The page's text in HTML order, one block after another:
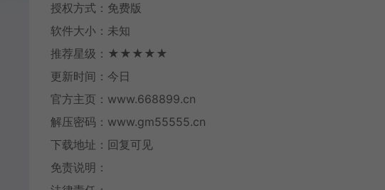
授权方式：免费版
软件大小：未知
推荐星级：★★★★★
更新时间：今日
官方主页：www.668899.cn
解压密码：www.gm55555.cn
下载地址：回复可见
免责说明：